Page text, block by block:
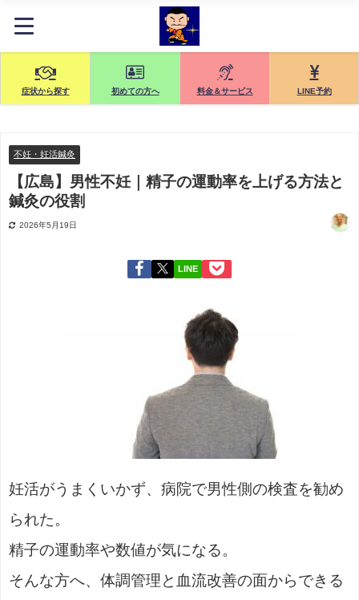
症状から探す 初めての方へ 料金＆サービス LINE予約
不妊・妊活鍼灸
【広島】男性不妊｜精子の運動率を上げる方法と
鍼灸の役割
2026年5月19日
LINE
妊活がうまくいかず、病院で男性側の検査を勧め
られた。
精子の運動率や数値が気になる。
そんな方へ、体調管理と血流改善の面からできる